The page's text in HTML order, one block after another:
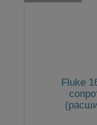
Fluke